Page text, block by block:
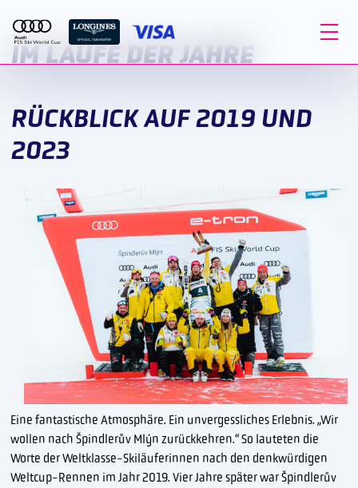
IM LAUFE DER JAHRE
RÜCKBLICK AUF 2019 UND
2023
Eine fantastische Atmosphäre. Ein unvergessliches Erlebnis. „Wir
wollen nach Špindlerův Mlýn zurückkehren.“ So lauteten die
Worte der Weltklasse-Skiläuferinnen nach den denkwürdigen
Weltcup-Rennen im Jahr 2019. Vier Jahre später war Špindlerův